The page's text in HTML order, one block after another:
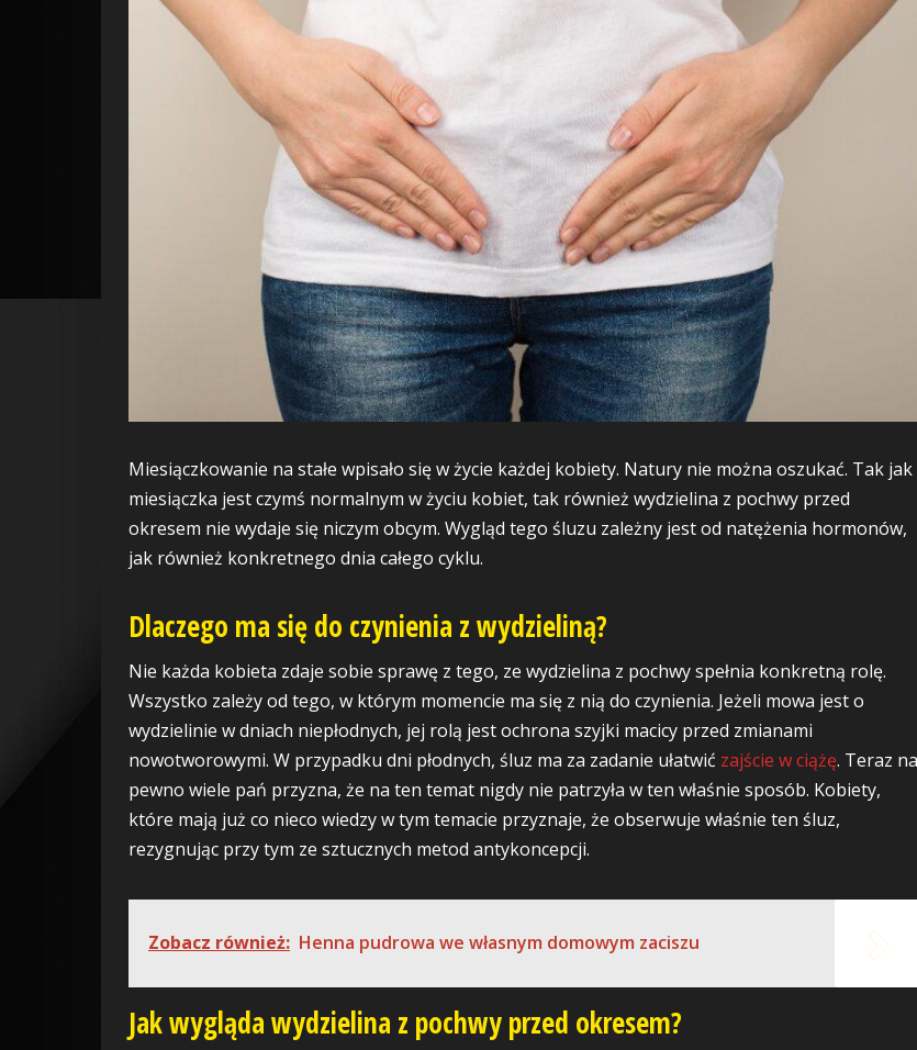
Miesiączkowanie na stałe wpisało się w życie każdej kobiety. Natury nie można oszukać. Tak jak
miesiączka jest czymś normalnym w życiu kobiet, tak również wydzielina z pochwy przed
okresem nie wydaje się niczym obcym. Wygląd tego śluzu zależny jest od natężenia hormonów,
jak również konkretnego dnia całego cyklu.
Dlaczego ma się do czynienia z wydzieliną?
Nie każda kobieta zdaje sobie sprawę z tego, ze wydzielina z pochwy spełnia konkretną rolę.
Wszystko zależy od tego, w którym momencie ma się z nią do czynienia. Jeżeli mowa jest o
wydzielinie w dniach niepłodnych, jej rolą jest ochrona szyjki macicy przed zmianami
nowotworowymi. W przypadku dni płodnych, śluz ma za zadanie ułatwić zajście w ciążę. Teraz na
pewno wiele pań przyzna, że na ten temat nigdy nie patrzyła w ten właśnie sposób. Kobiety,
które mają już co nieco wiedzy w tym temacie przyznaje, że obserwuje właśnie ten śluz,
rezygnując przy tym ze sztucznych metod antykoncepcji.
Zobacz również: Henna pudrowa we własnym domowym zaciszu
Jak wygląda wydzielina z pochwy przed okresem?